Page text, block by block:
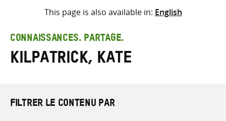
Sélectionner l’emplacement
Saisir
les
termes
This page is also available in: English
CONNAISSANCES. PARTAGE.
Kilpatrick, Kate
FILTRER LE CONTENU PAR